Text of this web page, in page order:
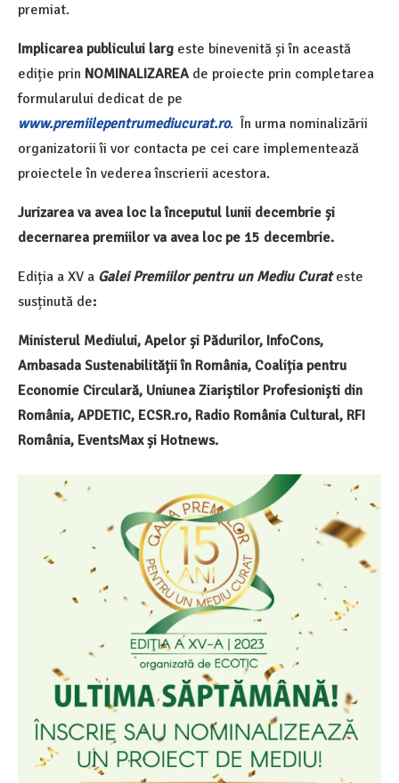
premiat.
Implicarea publicului larg este binevenită și în această
ediție prin NOMINALIZAREA de proiecte prin completarea
formularului dedicat de pe
www.premiilepentrumediucurat.ro. În urma nominalizării
organizatorii îi vor contacta pe cei care implementează
proiectele în vederea înscrierii acestora.
Jurizarea va avea loc la începutul lunii decembrie și
decernarea premiilor va avea loc pe 15 decembrie.
Ediția a XV a Galei Premiilor pentru un Mediu Curateste
susținută de:
Ministerul Mediului, Apelor și Pădurilor, InfoCons,
Ambasada Sustenabilității în România, Coaliția pentru
Economie Circulară, Uniunea Ziariștilor Profesioniști din
România, APDETIC, ECSR.ro, Radio România Cultural, RFI
România, EventsMax și Hotnews.